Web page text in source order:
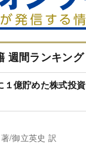
週間ランキング
１億貯めた株式投資
/御立英史 訳